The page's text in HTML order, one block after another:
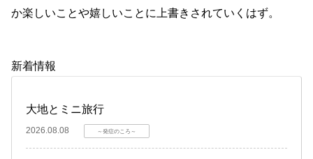
か楽しいことや嬉しいことに上書きされていくはず。
新着情報
大地とミニ旅行
2026.08.08 ～発症のころ～